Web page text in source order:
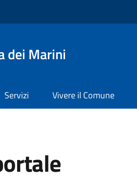
dei Marini
Servizi Vivere il Comune